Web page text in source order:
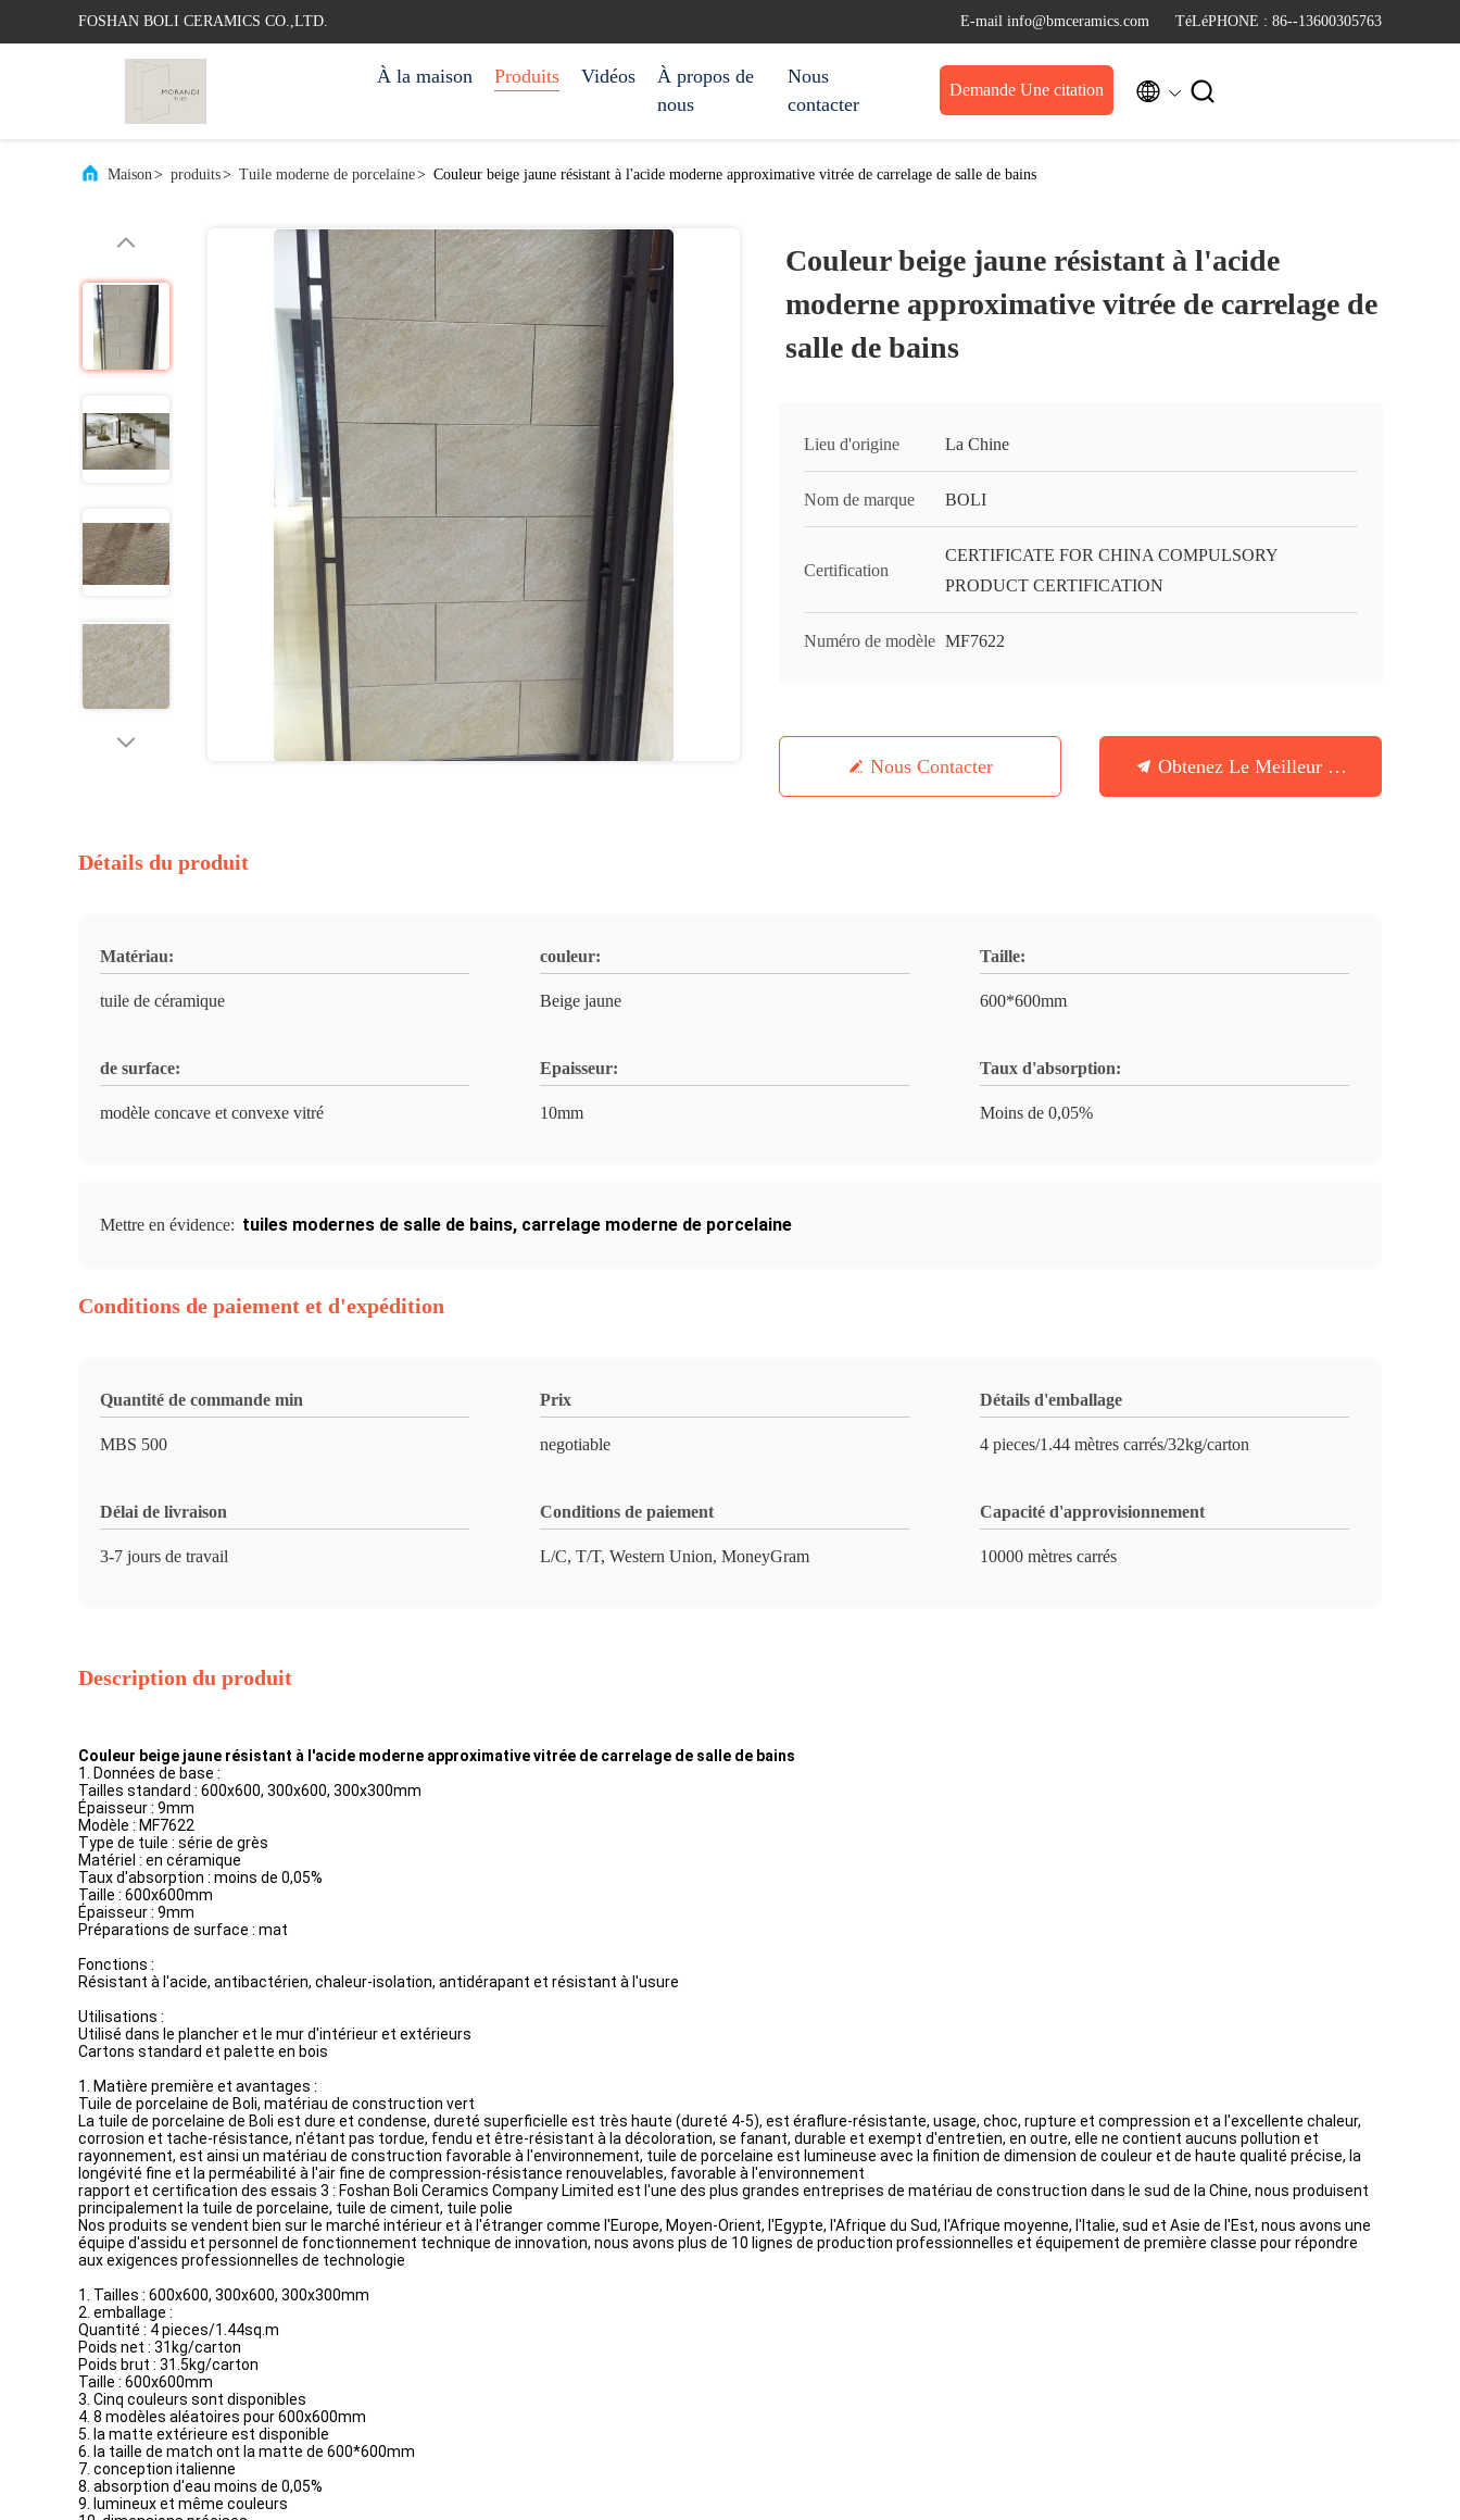
FOSHAN BOLI CERAMICS CO.,LTD. E-mail info@bmceramics.com TéLéPHONE : 86--13600305763
À la maison Produits Vidéos
À propos de
nous
Nous
contacter
Demande Une citation  
Maison> produits> Tuile moderne de porcelaine> Couleur beige jaune résistant à l'acide moderne approximative vitrée de carrelage de salle de bains
Couleur beige jaune résistant à l'acide
moderne approximative vitrée de carrelage de
salle de bains
Lieu d'origine La Chine
Nom de marque BOLI
Certification
CERTIFICATE FOR CHINA COMPULSORY
PRODUCT CERTIFICATION
Numéro de modèle MF7622
Nous Contacter Obtenez Le Meilleur Prix
Détails du produit
Matériau:
tuile de céramique
couleur:
Beige jaune
Taille:
600*600mm
de surface:
modèle concave et convexe vitré
Epaisseur:
10mm
Taux d'absorption:
Moins de 0,05%
Mettre en évidence: tuiles modernes de salle de bains, carrelage moderne de porcelaine
Conditions de paiement et d'expédition
Quantité de commande min
MBS 500
Prix
negotiable
Détails d'emballage
4 pieces/1.44 mètres carrés/32kg/carton
Délai de livraison
3-7 jours de travail
Conditions de paiement
L/C, T/T, Western Union, MoneyGram
Capacité d'approvisionnement
10000 mètres carrés
Description du produit
Couleur beige jaune résistant à l'acide moderne approximative vitrée de carrelage de salle de bains
1. Données de base :
Tailles standard : 600x600, 300x600, 300x300mm
Épaisseur : 9mm
Modèle : MF7622
Type de tuile : série de grès
Matériel : en céramique
Taux d'absorption : moins de 0,05%
Taille : 600x600mm
Épaisseur : 9mm
Préparations de surface : mat
Fonctions :
Résistant à l'acide, antibactérien, chaleur-isolation, antidérapant et résistant à l'usure
Utilisations :
Utilisé dans le plancher et le mur d'intérieur et extérieurs
Cartons standard et palette en bois
1. Matière première et avantages :
Tuile de porcelaine de Boli, matériau de construction vert
La tuile de porcelaine de Boli est dure et condense, dureté superficielle est très haute (dureté 4-5), est éraflure-résistante, usage, choc, rupture et compression et a l'excellente chaleur,
corrosion et tache-résistance, n'étant pas tordue, fendu et être-résistant à la décoloration, se fanant, durable et exempt d'entretien, en outre, elle ne contient aucuns pollution et
rayonnement, est ainsi un matériau de construction favorable à l'environnement, tuile de porcelaine est lumineuse avec la finition de dimension de couleur et de haute qualité précise, la
longévité fine et la perméabilité à l'air fine de compression-résistance renouvelables, favorable à l'environnement
rapport et certification des essais 3 : Foshan Boli Ceramics Company Limited est l'une des plus grandes entreprises de matériau de construction dans le sud de la Chine, nous produisent
principalement la tuile de porcelaine, tuile de ciment, tuile polie
Nos produits se vendent bien sur le marché intérieur et à l'étranger comme l'Europe, Moyen-Orient, l'Egypte, l'Afrique du Sud, l'Afrique moyenne, l'Italie, sud et Asie de l'Est, nous avons une
équipe d'assidu et personnel de fonctionnement technique de innovation, nous avons plus de 10 lignes de production professionnelles et équipement de première classe pour répondre
aux exigences professionnelles de technologie
1. Tailles : 600x600, 300x600, 300x300mm
2. emballage :
Quantité : 4 pieces/1.44sq.m
Poids net : 31kg/carton
Poids brut : 31.5kg/carton
Taille : 600x600mm
3. Cinq couleurs sont disponibles
4. 8 modèles aléatoires pour 600x600mm
5. la matte extérieure est disponible
6. la taille de match ont la matte de 600*600mm
7. conception italienne
8. absorption d'eau moins de 0,05%
9. lumineux et même couleurs